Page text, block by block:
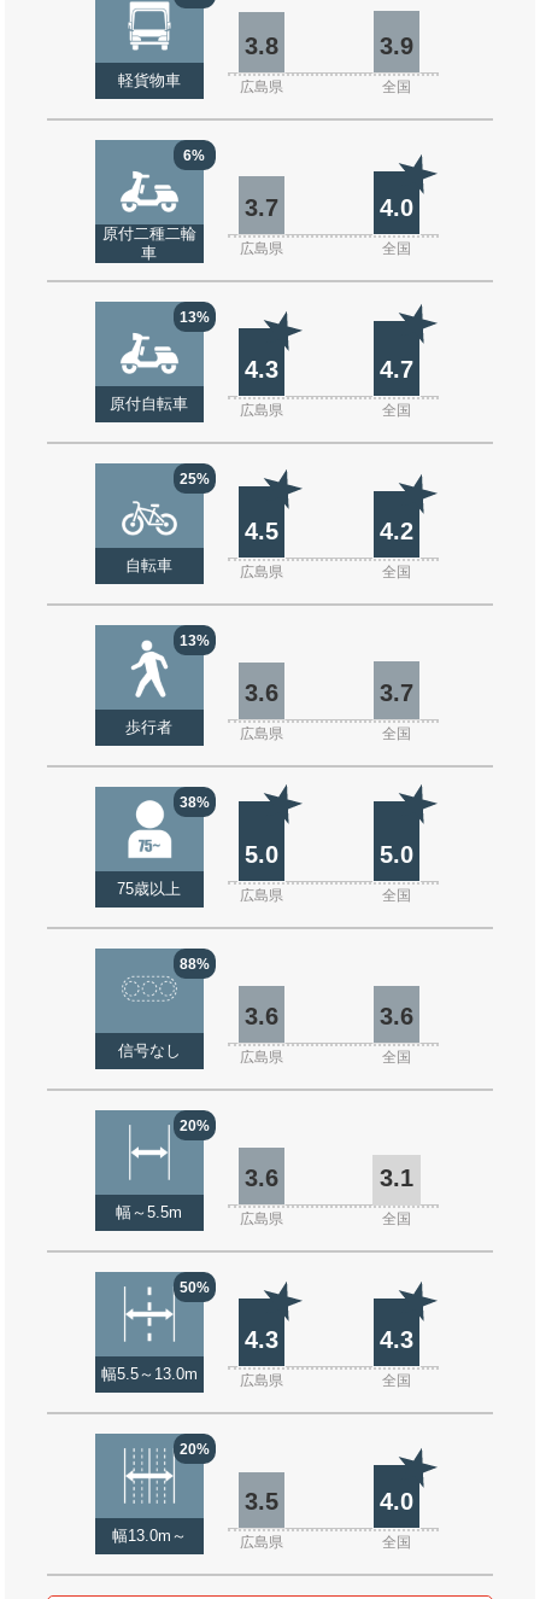
軽貨物車
3.8 3.9
広島県 全国
6%
原付二種二輪
車
3.7 4.0
広島県 全国
13%
原付自転車
4.3 4.7
広島県 全国
25%
自転車
4.5 4.2
広島県 全国
13%
歩行者
3.6 3.7
広島県 全国
38%
75歳以上
5.0 5.0
広島県 全国
88%
信号なし
3.6 3.6
広島県 全国
20%
幅～5.5m
3.6 3.1
広島県 全国
50%
幅5.5～13.0m
4.3 4.3
広島県 全国
20%
幅13.0m～
3.5 4.0
広島県 全国